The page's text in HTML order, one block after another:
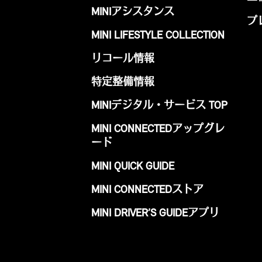
MINIアシスタンス
MINI LIFESTYLE COLLECTION
リコール情報
特定整備情報
MINIデジタル・サービス TOP
MINI CONNECTEDアップグレ
ード
MINI QUICK GUIDE
MINI CONNECTEDストア
MINI DRIVER’S GUIDEアプリ
プ